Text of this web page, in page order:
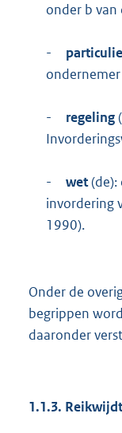
onder b van
-
- regeling
- wet(de):
invordering
1990).
Onder de
begrippen
daaronder
1.1.3.